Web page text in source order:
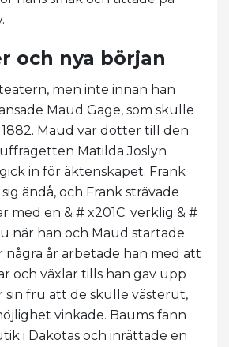
och nya början
men inte innan han
Maud Gage, som skulle
Maud var dotter till den
Matilda Joslyn
in för äktenskapet. Frank
ändå, och Frank strävade
med en & # x201C; verklig & #
när han och Maud startade
några år arbetade han med att
och växlar tills han gav upp
sin fru att de skulle västerut,
vinkade. Baums fann
i Dakotas och inrättade en